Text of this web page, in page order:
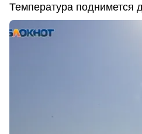
Температура поднимется